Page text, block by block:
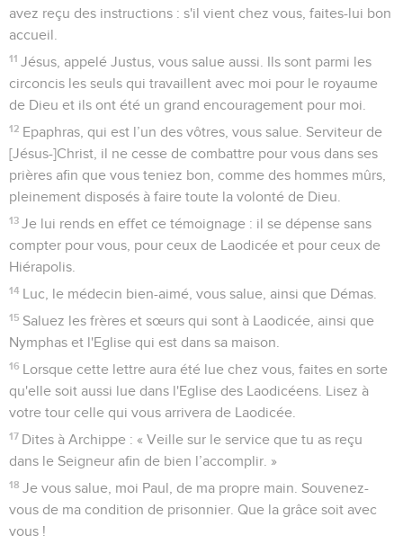
avez reçu des instructions : s'il vient chez vous, faites-lui bon
accueil.
11 Jésus, appelé Justus, vous salue aussi. Ils sont parmi les
circoncis les seuls qui travaillent avec moi pour le royaume
de Dieu et ils ont été un grand encouragement pour moi.
12 Epaphras, qui est l’un des vôtres, vous salue. Serviteur de
[Jésus-]Christ, il ne cesse de combattre pour vous dans ses
prières afin que vous teniez bon, comme des hommes mûrs,
pleinement disposés à faire toute la volonté de Dieu.
13 Je lui rends en effet ce témoignage : il se dépense sans
compter pour vous, pour ceux de Laodicée et pour ceux de
Hiérapolis.
14 Luc, le médecin bien-aimé, vous salue, ainsi que Démas.
15 Saluez les frères et sœurs qui sont à Laodicée, ainsi que
Nymphas et l'Eglise qui est dans sa maison.
16 Lorsque cette lettre aura été lue chez vous, faites en sorte
qu'elle soit aussi lue dans l'Eglise des Laodicéens. Lisez à
votre tour celle qui vous arrivera de Laodicée.
17 Dites à Archippe : « Veille sur le service que tu as reçu
dans le Seigneur afin de bien l’accomplir. »
18 Je vous salue, moi Paul, de ma propre main. Souvenez-
vous de ma condition de prisonnier. Que la grâce soit avec
vous !